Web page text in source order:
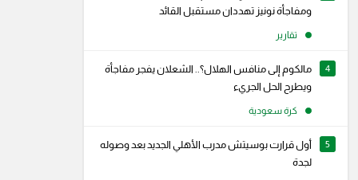
سناب شات
ومفاجأة نونيز تهددان مستقبل القائد
تقارير
4
مالكوم إلى منافس الهلال؟.. الشعلان يفجر مفاجأة
ويطرح الحل الجريء
كرة سعودية
5
أول قرارت بوسيتش مدرب الأهلي الجديد بعد وصوله
لجدة